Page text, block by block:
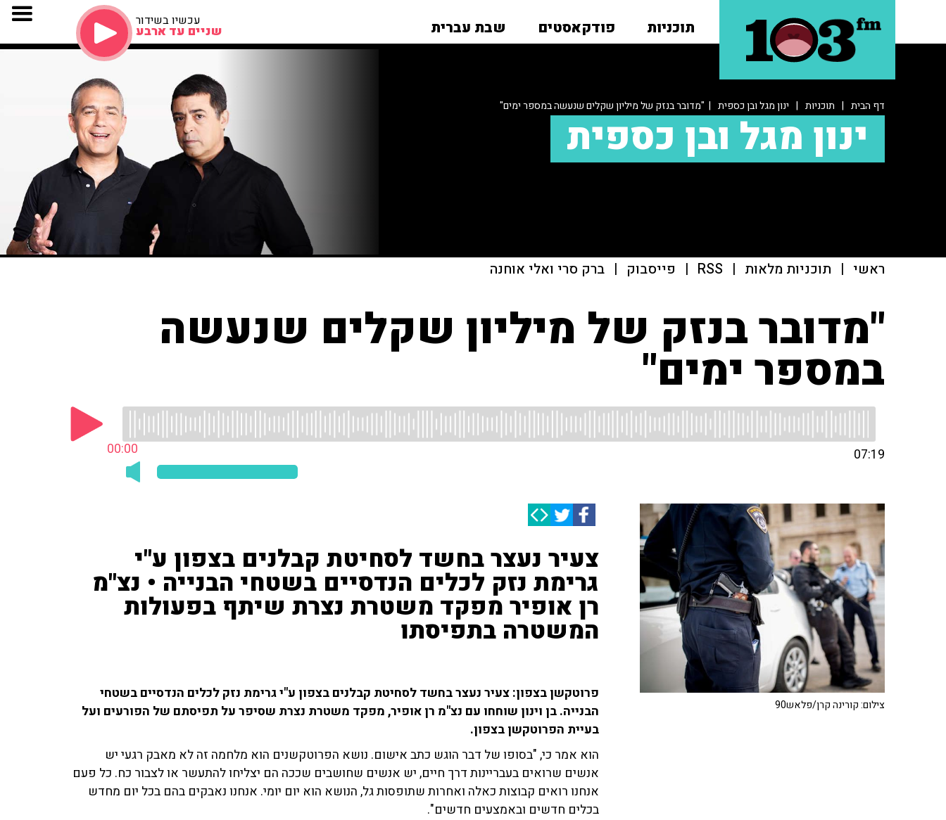
תוכניות פודקאסטים שבת עברית עכשיו בשידור
שניים עד ארבע
דף הבית | תוכניות | ינון מגל ובן כספית | "מדובר בנזק של מיליון שקלים שנעשה במספר ימים"
ינון מגל ובן כספית
ראשי | תוכניות מלאות |
RSS
| פייסבוק | ברק סרי ואלי אוחנה
"מדובר בנזק של מיליון שקלים שנעשה
במספר ימים"
00:00 07:19
צעיר נעצר בחשד לסחיטת קבלנים בצפון ע"י
גרימת נזק לכלים הנדסיים בשטחי הבנייה • נצ"מ
רן אופיר מפקד משטרת נצרת שיתף בפעולות
המשטרה בתפיסתו
פרוטקשן בצפון: צעיר נעצר בחשד לסחיטת קבלנים בצפון ע"י גרימת נזק לכלים הנדסיים בשטחי
הבנייה. בן וינון שוחחו עם נצ"מ רן אופיר, מפקד משטרת נצרת שסיפר על תפיסתם של הפורעים ועל
בעיית הפרוטקשן בצפון.
הוא אמר כי, "בסופו של דבר הוגש כתב אישום. נושא הפרוטקשנים הוא מלחמה זה לא מאבק רגעי יש
אנשים שרואים בעבריינות דרך חיים, יש אנשים שחושבים שככה הם יצליחו להתעשר או לצבור כח. כל פעם
אנחנו רואים קבוצות כאלה ואחרות שתופסות גל, הנושא הוא יום יומי. אנחנו נאבקים בהם בכל יום מחדש
בכלים חדשים ובאמצעים חדשים".
צילום: קורינה קרן/פלאש90